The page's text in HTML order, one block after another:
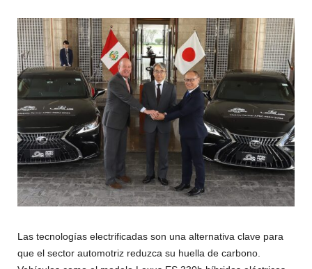
Las tecnologías electrificadas son una alternativa clave para
que el sector automotriz reduzca su huella de carbono.